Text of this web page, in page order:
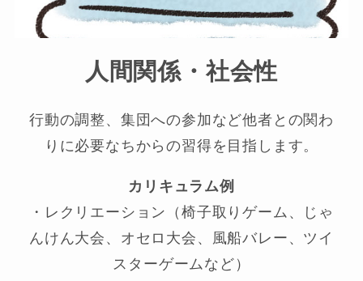
人間関係・社会性
行動の調整、集団への参加など他者との関わ
りに必要なちからの習得を目指します。
カリキュラム例
・レクリエーション（椅子取りゲーム、じゃ
んけん大会、オセロ大会、風船バレー、ツイ
スターゲームなど）